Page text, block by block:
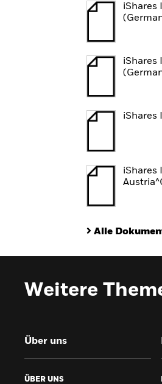
iShares
iShares
iShares
iShares
Alle
Weitere
Über uns
ÜBER UNS